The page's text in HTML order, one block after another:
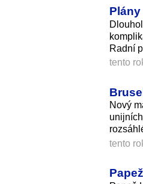
Radní
tento
Nový
tento